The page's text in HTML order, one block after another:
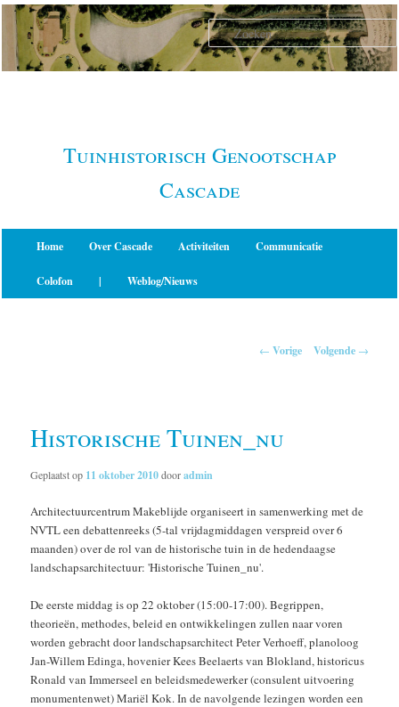
Spring
naar
primaire
Tuinhistorisch Genootschap
Cascade
Home Over Cascade Activiteiten Communicatie
Colofon | Weblog/Nieuws
← Vorige Volgende →
Historische Tuinen_nu
Geplaatst op 11 oktober 2010dooradmin
Architectuurcentrum Makeblijde organiseert in samenwerking met de
NVTL een debattenreeks (5-tal vrijdagmiddagen verspreid over 6
maanden) over de rol van de historische tuin in de hedendaagse
landschapsarchitectuur: 'Historische Tuinen_nu'.
De eerste middag is op 22 oktober (15:00-17:00). Begrippen,
theorieën, methodes, beleid en ontwikkelingen zullen naar voren
worden gebracht door landschapsarchitect Peter Verhoeff, planoloog
Jan-Willem Edinga, hovenier Kees Beelaerts van Blokland, historicus
Ronald van Immerseel en beleidsmedewerker (consulent uitvoering
monumentenwet) Mariël Kok. In de navolgende lezingen worden een